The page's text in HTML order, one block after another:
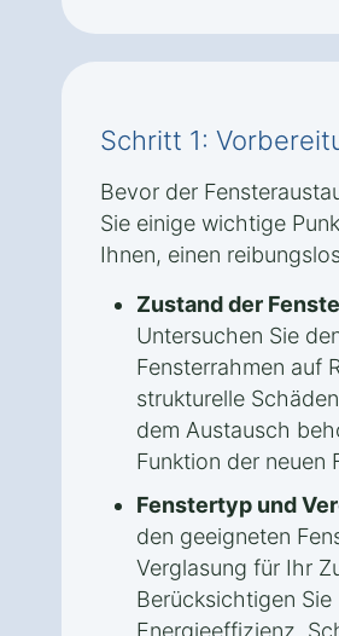
Schritt 1:
Bevor der
Sie einige wichtige
Ihnen, einen
Zustand der
Untersuchen Sie
Fensterrahmen auf
strukturelle
dem Austausch
Funktion der neuen
Fenstertyp und
den geeigneten
Verglasung für Ihr
Berücksichtigen
Energieeffizienz,